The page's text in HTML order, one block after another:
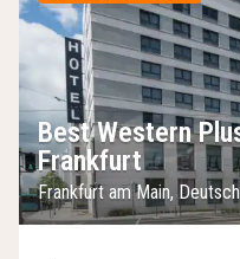
Best Western
Frankfurt
Frankfurt am Main,